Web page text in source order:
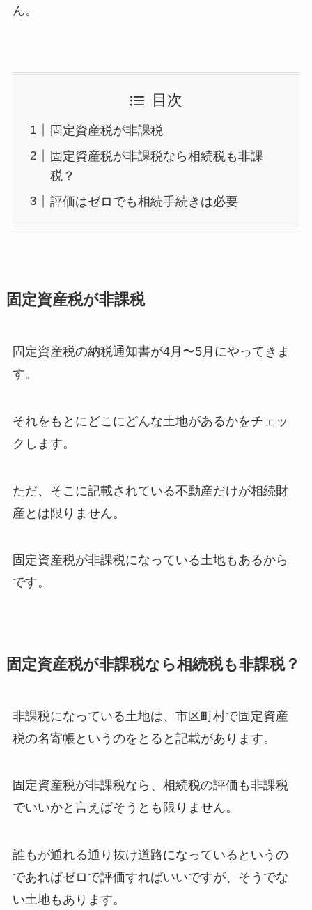
ん。
目次
固定資産税が非課税
固定資産税が非課税なら相続税も非課
税？
評価はゼロでも相続手続きは必要
固定資産税が非課税
固定資産税の納税通知書が4月〜5月にやってきま
す。
それをもとにどこにどんな土地があるかをチェッ
クします。
ただ、そこに記載されている不動産だけが相続財
産とは限りません。
固定資産税が非課税になっている土地もあるから
です。
固定資産税が非課税なら相続税も非課税？
非課税になっている土地は、市区町村で固定資産
税の名寄帳というのをとると記載があります。
固定資産税が非課税なら、相続税の評価も非課税
でいいかと言えばそうとも限りません。
誰もが通れる通り抜け道路になっているというの
であればゼロで評価すればいいですが、そうでな
い土地もあります。